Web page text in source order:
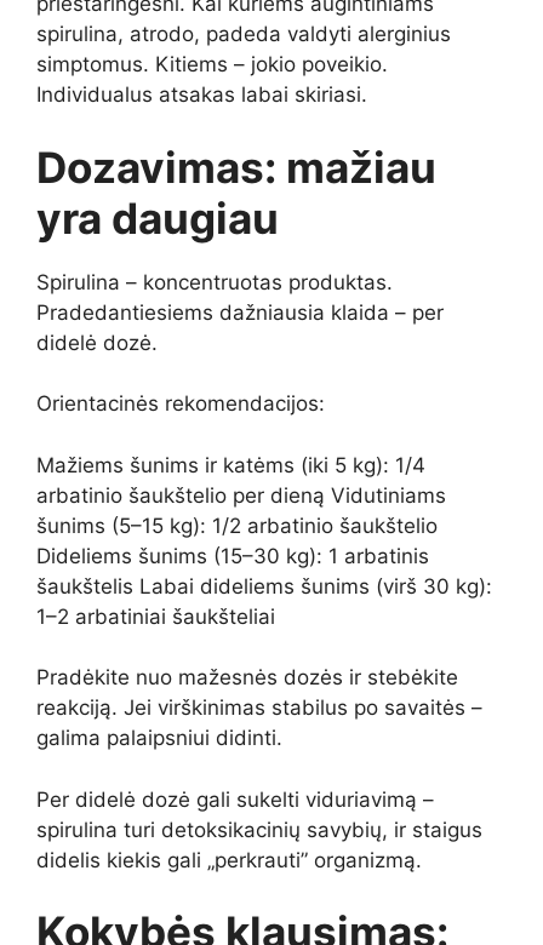
spirulina, atrodo, padeda valdyti alerginius
simptomus. Kitiems – jokio poveikio.
Individualus atsakas labai skiriasi.
Dozavimas: mažiau
yra daugiau
Spirulina – koncentruotas produktas.
Pradedantiesiems dažniausia klaida – per
didelė dozė.
Orientacinės rekomendacijos:
Mažiems šunims ir katėms (iki 5 kg): 1/4
arbatinio šaukštelio per dieną Vidutiniams
šunims (5–15 kg): 1/2 arbatinio šaukštelio
Dideliems šunims (15–30 kg): 1 arbatinis
šaukštelis Labai dideliems šunims (virš 30 kg):
1–2 arbatiniai šaukšteliai
Pradėkite nuo mažesnės dozės ir stebėkite
reakciją. Jei virškinimas stabilus po savaitės –
galima palaipsniui didinti.
Per didelė dozė gali sukelti viduriavimą –
spirulina turi detoksikacinių savybių, ir staigus
didelis kiekis gali „perkrauti” organizmą.
Kokybės klausimas: